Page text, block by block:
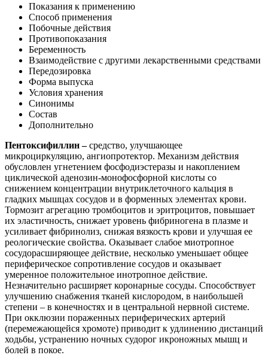
Показания к применению
Способ применения
Побочные действия
Противопоказания
Беременность
Взаимодействие с другими лекарственными средствами
Передозировка
Форма выпуска
Условия хранения
Синонимы
Состав
Дополнительно
Пентоксифиллин –средство, улучшающее
микроциркуляцию, ангиопротектор. Механизм действия
обусловлен угнетением фосфодиэстеразы и накоплением
циклической аденозин-монофосфорной кислоты со
снижением концентрации внутриклеточного кальция в
гладких мышцах сосудов и в форменных элементах крови.
Тормозит агрегацию тромбоцитов и эритроцитов, повышает
их эластичность, снижает уровень фибриногена в плазме и
усиливает фибринолиз, снижая вязкость крови и улучшая ее
реологические свойства. Оказывает слабое миотропное
сосудорасширяющее действие, несколько уменьшает общее
периферическое сопротивление сосудов и оказывает
умеренное положительное инотропное действие.
Незначительно расширяет коронарные сосуды. Способствует
улучшению снабжения тканей кислородом, в наибольшей
степени – в конечностях и в центральной нервной системе.
При окклюзии пораженных периферических артерий
(перемежающейся хромоте) приводит к удлинению дистанций
ходьбы, устранению ночных судорог икроножных мышц и
болей в покое.